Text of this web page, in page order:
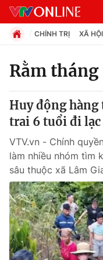
Chuyên mục
Chính trị
Xã hội
Pháp luật
Y tế
Thế giới
CHÍNH TRỊ XÃ HỘI
Rằm tháng
Huy động
trai 6 tuổi đi
VTV.vn - Chính
làm nhiều nhóm tìm
sâu thuộc xã Lâm